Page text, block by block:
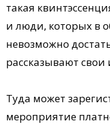
такая
и люди, которых в
невозможно
рассказывают
Туда может
мероприятие